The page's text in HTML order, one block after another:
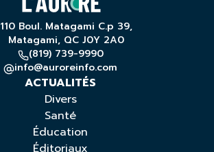
110 Boul. Matagami C.p 39,
Matagami, QC J0Y 2A0
(819) 739-9990
info@auroreinfo.com
ACTUALITÉS
Divers
Santé
Éducation
Éditoriaux